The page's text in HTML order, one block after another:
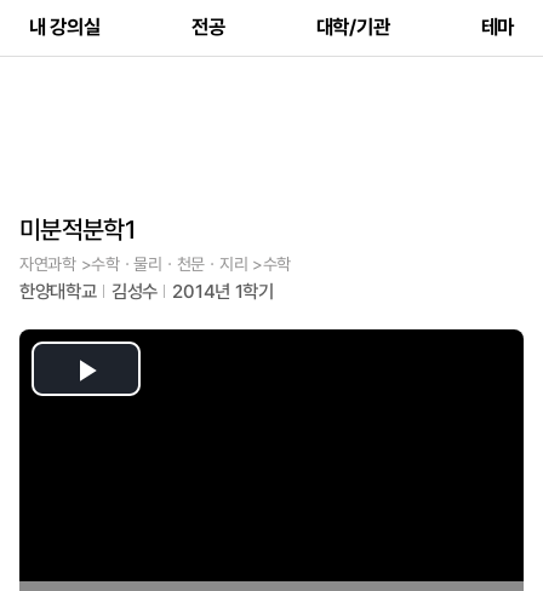
내 강의실 전공 대학/기관 테마
미분적분학1
자연과학 >수학ㆍ물리ㆍ천문ㆍ지리 >수학
한양대학교 김성수 2014년 1학기
Play